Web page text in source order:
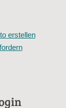
erstellen
überprüft, ob Sie
Sternlein stehen